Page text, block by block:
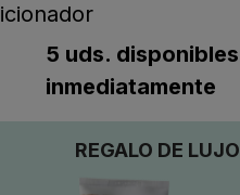
5 uds. disponibles
inmediatamente
REGALO DE LUJO